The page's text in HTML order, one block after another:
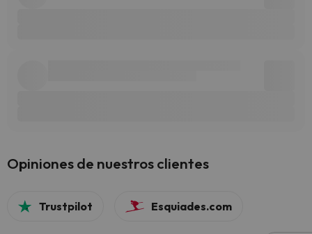
Opiniones de nuestros clientes
Trustpilot Esquiades.com